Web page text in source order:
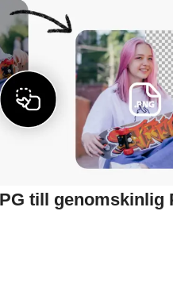
till genomskinlig